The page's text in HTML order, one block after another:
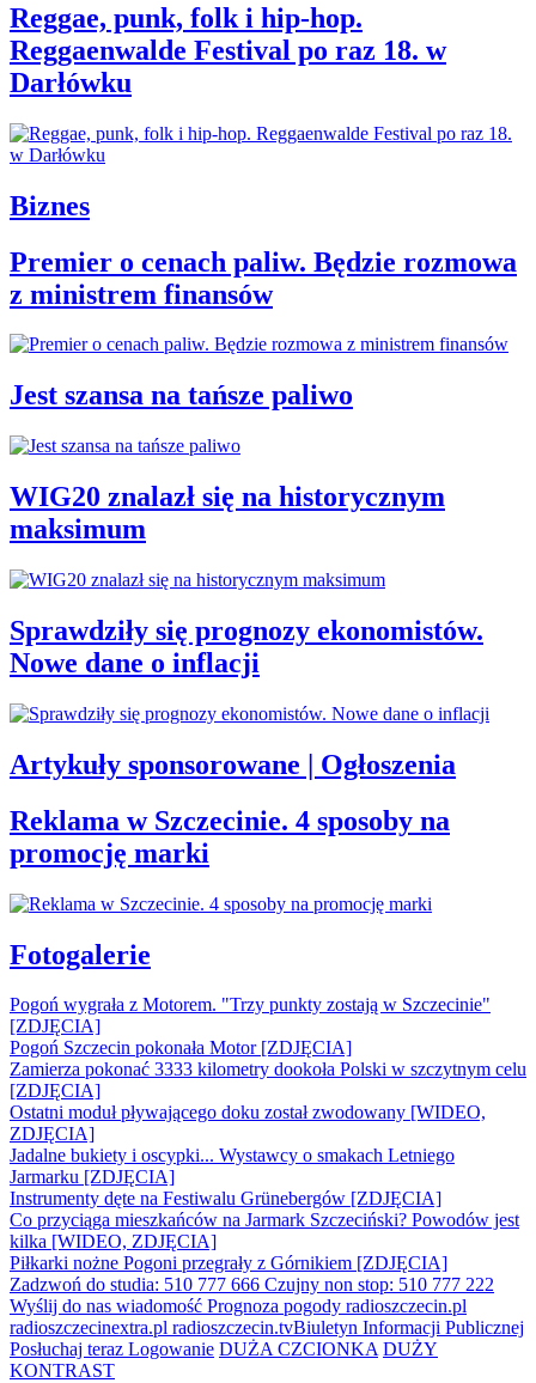
Reggae, punk, folk i hip-hop.
Reggaenwalde Festival po raz 18. w
Darłówku
Biznes
Premier o cenach paliw. Będzie rozmowa
z ministrem finansów
Jest szansa na tańsze paliwo
WIG20 znalazł się na historycznym
maksimum
Sprawdziły się prognozy ekonomistów.
Nowe dane o inflacji
Artykuły sponsorowane | Ogłoszenia
Reklama w Szczecinie. 4 sposoby na
promocję marki
Fotogalerie
Pogoń wygrała z Motorem. "Trzy punkty zostają w Szczecinie"
[ZDJĘCIA]
Pogoń Szczecin pokonała Motor [ZDJĘCIA]
Zamierza pokonać 3333 kilometry dookoła Polski w szczytnym celu
[ZDJĘCIA]
Ostatni moduł pływającego doku został zwodowany [WIDEO,
ZDJĘCIA]
Jadalne bukiety i oscypki... Wystawcy o smakach Letniego
Jarmarku [ZDJĘCIA]
Instrumenty dęte na Festiwalu Grünebergów [ZDJĘCIA]
Co przyciąga mieszkańców na Jarmark Szczeciński? Powodów jest
kilka [WIDEO, ZDJĘCIA]
Piłkarki nożne Pogoni przegrały z Górnikiem [ZDJĘCIA]
Zadzwoń do studia: 510 777 666 Czujny non stop: 510 777 222
Wyślij do nas wiadomość Prognoza pogody radioszczecin.pl
radioszczecinextra.pl radioszczecin.tvBiuletyn Informacji Publicznej
Posłuchaj teraz Logowanie DUŻA CZCIONKA DUŻY
KONTRAST